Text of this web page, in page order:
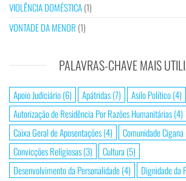
VIOLÊNCIA DOMÉSTICA(1)
VONTADE DA MENOR (1)
PALAVRAS-CHAVE MAIS
Apoio Judiciário(6) Apátridas(7) Asilo Político(4)
Autorização de Residência Por Razões Humanitárias(4)
Caixa Geral de Aposentações(4) Comunidade Cigana
Convicções Religiosas(3) Cultura (5)
Desenvolvimento da Personalidade(4) Dignidade da